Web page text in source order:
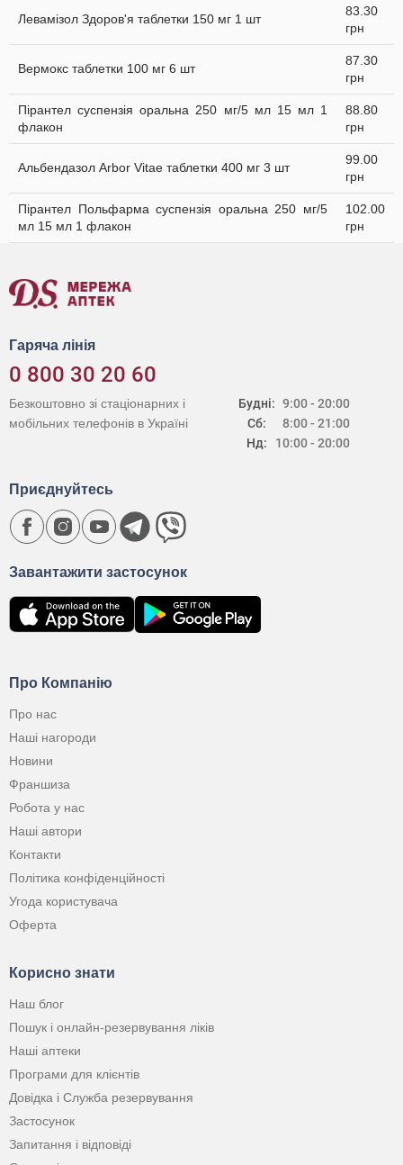
Левамізол Здоров'я таблетки 150 мг 1 шт
83.30
грн
Вермокс таблетки 100 мг 6 шт
87.30
грн
Пірантел суспензія оральна 250 мг/5 мл 15 мл 1
флакон
88.80
грн
Альбендазол Arbor Vitae таблетки 400 мг 3 шт
99.00
грн
Пірантел Польфарма суспензія оральна 250 мг/5
мл 15 мл 1 флакон
102.00
грн
Гаряча лінія
0 800 30 20 60
Будні:
Сб:
Нд:
9:00 - 20:00
8:00 - 21:00
10:00 - 20:00
Безкоштовно зі стаціонарних і
мобільних телефонів в Україні
Про Компанію
Про нас
Наші нагороди
Новини
Франшиза
Робота у нас
Наші автори
Контакти
Політика конфіденційності
Угода користувача
Оферта
Корисно знати
Наш блог
Пошук і онлайн-резервування ліків
Наші аптеки
Програми для клієнтів
Довідка і Служба резервування
Застосунок
Запитання і відповіді
Завантажити застосунок
Приєднуйтесь